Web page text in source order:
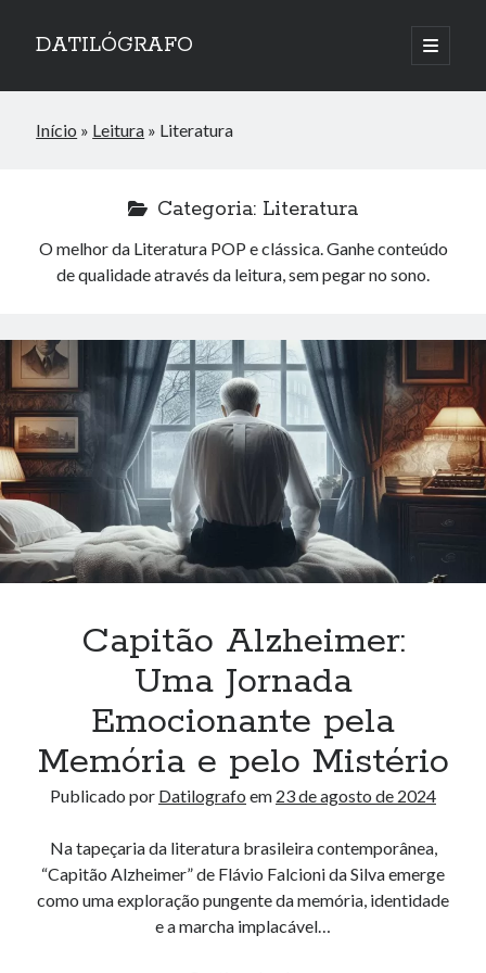
DATILÓGRAFO
abrir
o
Início » Leitura » Literatura
Categoria: Literatura
O melhor da Literatura POP e clássica. Ganhe conteúdo
de qualidade através da leitura, sem pegar no sono.
Capitão Alzheimer:
Uma Jornada
Emocionante pela
Memória e pelo Mistério
Publicado por Datilografo em 23 de agosto de 2024
Na tapeçaria da literatura brasileira contemporânea,
“Capitão Alzheimer” de Flávio Falcioni da Silva emerge
como uma exploração pungente da memória, identidade
e a marcha implacável…